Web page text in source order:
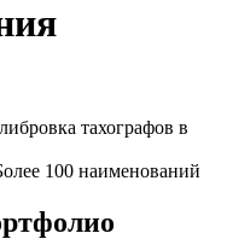
тахографов в
100 наименований